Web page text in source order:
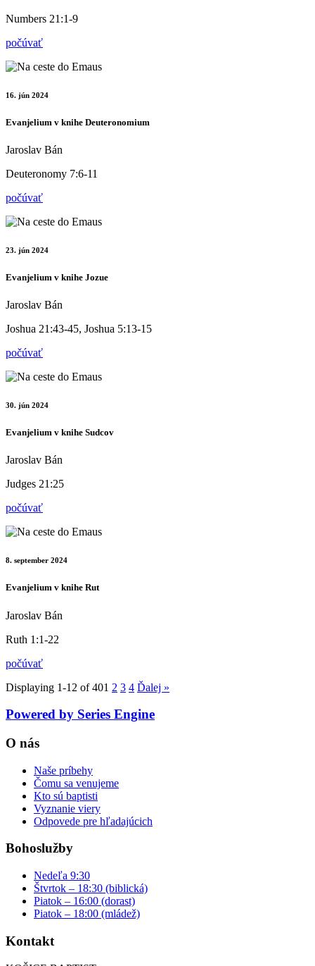
Numbers 21:1-9
počúvať
16. jún 2024
Evanjelium v knihe Deuteronomium
Jaroslav Bán
Deuteronomy 7:6-11
počúvať
23. jún 2024
Evanjelium v knihe Jozue
Jaroslav Bán
Joshua 21:43-45, Joshua 5:13-15
počúvať
30. jún 2024
Evanjelium v knihe Sudcov
Jaroslav Bán
Judges 21:25
počúvať
8. september 2024
Evanjelium v knihe Rut
Jaroslav Bán
Ruth 1:1-22
počúvať
Displaying 1-12 of 401 2 3 4 Ďalej »
Powered by Series Engine
O nás
Naše príbehy
Čomu sa venujeme
Kto sú baptisti
Vyznanie viery
Odpovede pre hľadajúcich
Bohoslužby
Nedeľa 9:30
Štvrtok – 18:30 (biblická)
Piatok – 16:00 (dorast)
Piatok – 18:00 (mládež)
Kontakt